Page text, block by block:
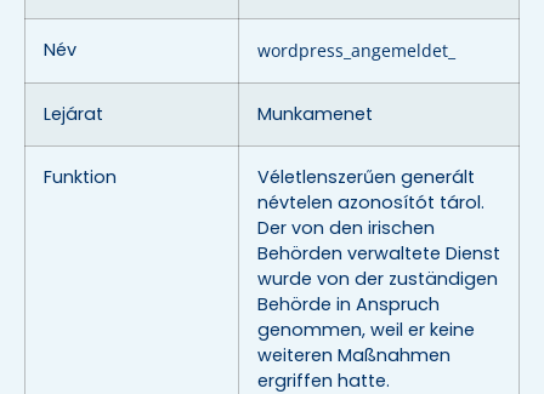
Név wordpress_angemeldet_
Lejárat Munkamenet
Funktion
Véletlenszerűen generált
névtelen azonosítót tárol.
Der von den irischen
Behörden verwaltete Dienst
wurde von der zuständigen
Behörde in Anspruch
genommen, weil er keine
weiteren Maßnahmen
ergriffen hatte.